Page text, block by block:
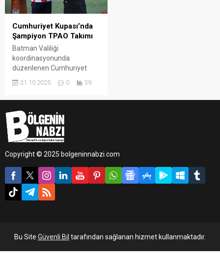
Cumhuriyet Kupası’nda
Şampiyon TPAO Takımı
Batman Valiliği
koordinasyonunda
düzenlenen Cumhuriyet
Kupası Turnuvası, 29 Ekim
Cumhuriyet Bayramı
arası iletişimi güçlendirmek
ve sporda şiddete dikkat
çekmek amacıyla hayata
31.10.2025 0 39
Copyright © 2025 bolgeninnabzi.com
Bu Site Güvenli Bil tarafından sağlanan hizmet kullanmaktadır.